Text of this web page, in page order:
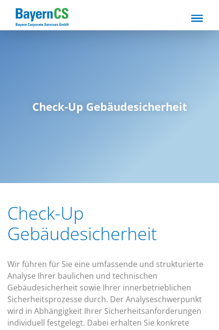
Inhalt
Check-Up Gebäudesicherheit
Check-Up
Gebäudesicherheit
Wir führen für Sie eine umfassende und strukturierte
Analyse Ihrer baulichen und technischen
Gebäudesicherheit sowie Ihrer innerbetrieblichen
Sicherheitsprozesse durch. Der Analyseschwerpunkt
wird in Abhängigkeit Ihrer Sicherheitsanforderungen
individuell festgelegt. Dabei erhalten Sie konkrete